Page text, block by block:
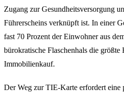
Zugang zur Gesundheitsversorgung
Führerscheins verknüpft ist. In einer
fast 70 Prozent der Einwohner aus
bürokratische Flaschenhals die größte
Immobilienkauf.
Der Weg zur TIE-Karte erfordert eine